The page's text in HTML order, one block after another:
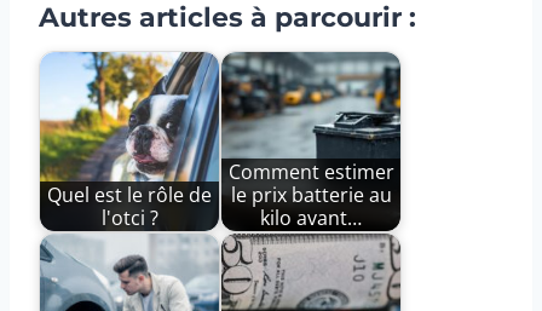
Autres articles à parcourir :
Quel est le rôle de
l'otci ?
Comment estimer
le prix batterie au
kilo avant…